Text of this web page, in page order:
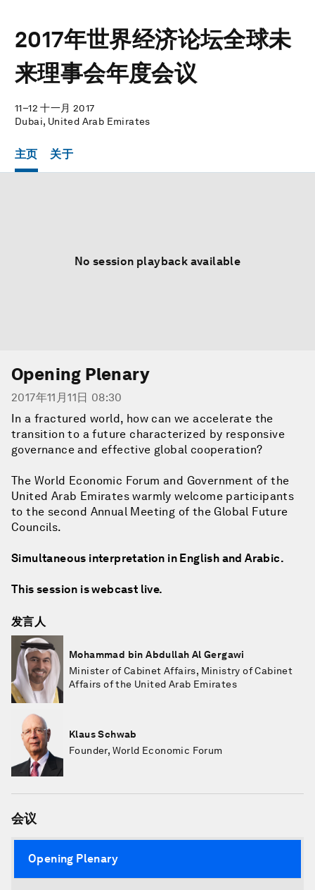
2017年世界经济论坛全球未
来理事会年度会议
11–12 十一月 2017
Dubai, United Arab Emirates
主页 关于
No session playback available
Opening Plenary
2017年11月11日 08:30
In a fractured world, how can we accelerate the
transition to a future characterized by responsive
governance and effective global cooperation?
The World Economic Forum and Government of the
United Arab Emirates warmly welcome participants
to the second Annual Meeting of the Global Future
Councils.
Simultaneous interpretation in English and Arabic.
This session is webcast live.
发言人
Mohammad bin Abdullah Al Gergawi
Minister of Cabinet Affairs, Ministry of Cabinet
Affairs of the United Arab Emirates
Klaus Schwab
Founder, World Economic Forum
会议
Opening Plenary